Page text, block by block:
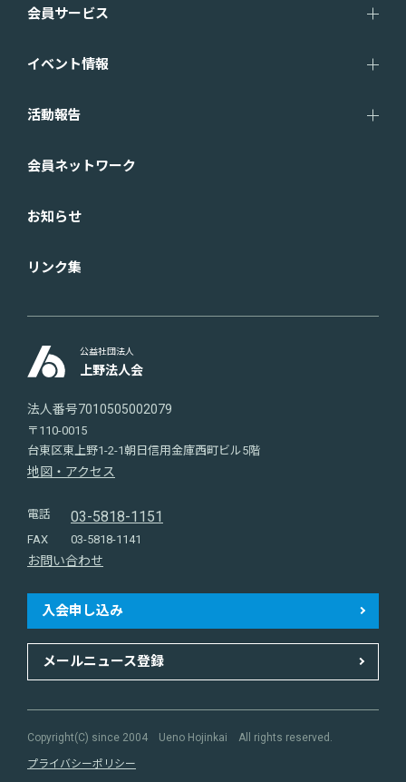
公益社団法人
上野法人会
法人番号7010505002079
〒110-0015
台東区東上野1-2-1朝日信用金庫西町ビル5階
地図・アクセス
電話 03-5818-1151
FAX 03-5818-1141
お問い合わせ
入会申し込み
メールニュース登録
会員サービス
イベント情報
活動報告
会員ネットワーク
お知らせ
リンク集
Copyright(C) since 2004 Ueno Hojinkai All rights reserved.
プライバシーポリシー